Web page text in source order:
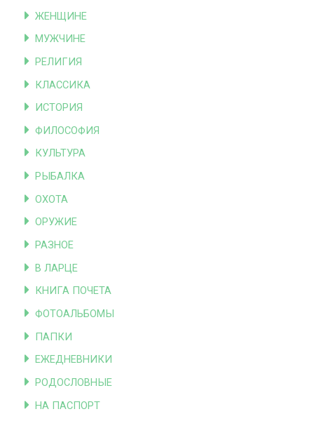
ЖЕНЩИНЕ
МУЖЧИНЕ
РЕЛИГИЯ
КЛАССИКА
ИСТОРИЯ
ФИЛОСОФИЯ
КУЛЬТУРА
РЫБАЛКА
ОХОТА
ОРУЖИЕ
РАЗНОЕ
В ЛАРЦЕ
КНИГА ПОЧЕТА
ФОТОАЛЬБОМЫ
ПАПКИ
ЕЖЕДНЕВНИКИ
РОДОСЛОВНЫЕ
НА ПАСПОРТ